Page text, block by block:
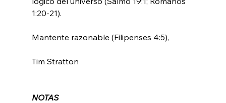
1:20-21).
Mantente razonable (Filipenses 4:5),
Tim Stratton
NOTAS